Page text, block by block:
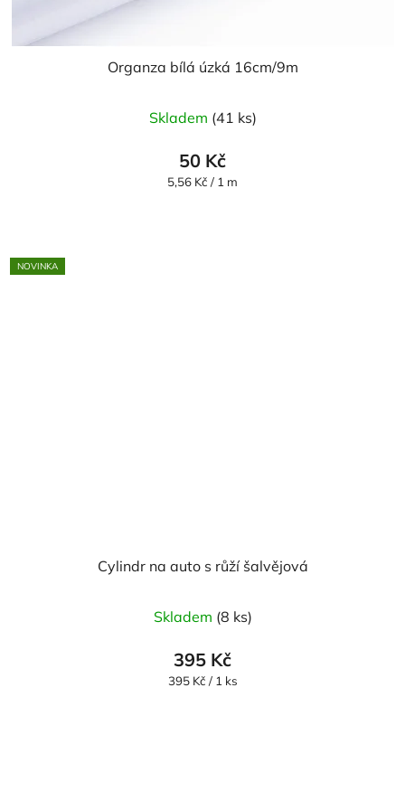
Organza bílá úzká 16cm/9m
hodnocení
produktu
je
Skladem (41 ks)
50 Kč
Měrná
5,56 Kč / 1 m
NOVINKA
Cylindr na auto s růží šalvějová
Skladem (8 ks)
395 Kč
Měrná
395 Kč / 1 ks